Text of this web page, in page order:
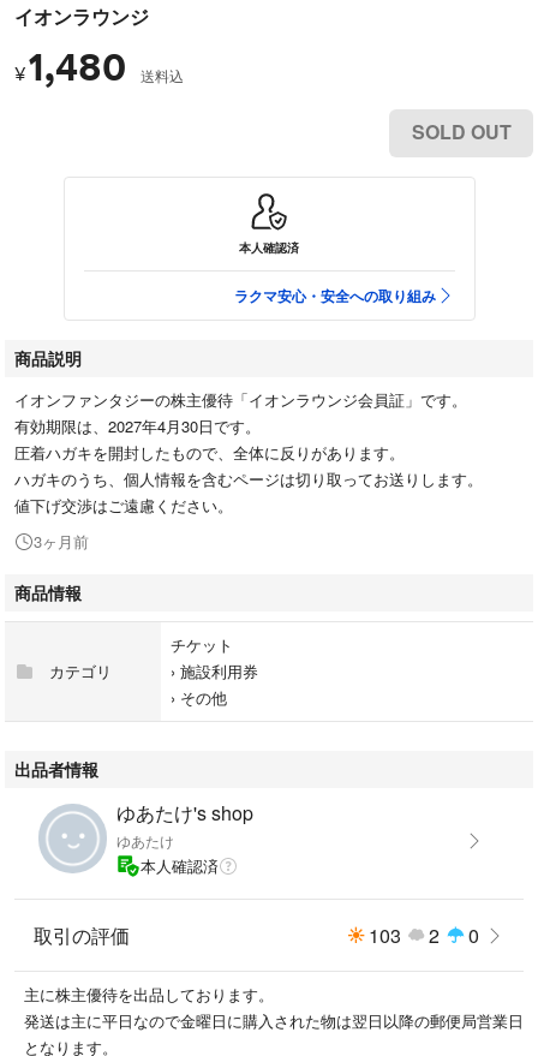
イオンラウンジ
¥1,480 送料込
SOLD OUT
本人確認済
ラクマ安心・安全への取り組み
商品説明
イオンファンタジーの株主優待「イオンラウンジ会員証」です。
有効期限は、2027年4月30日です。
圧着ハガキを開封したもので、全体に反りがあります。
ハガキのうち、個人情報を含むページは切り取ってお送りします。
値下げ交渉はご遠慮ください。
3ヶ月前
商品情報
カテゴリ
チケット
› 施設利用券
› その他
出品者情報
ゆあたけ's shop
ゆあたけ
本人確認済
取引の評価 103 2 0
主に株主優待を出品しております。
発送は主に平日なので金曜日に購入された物は翌日以降の郵便局営業日
となります。